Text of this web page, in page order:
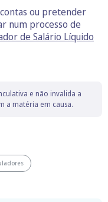
ou pretender
num processo de
de Salário Líquido
e não invalida a
a matéria em causa.